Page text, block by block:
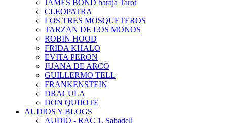
JAMES BOND baraja Tarot
CLEOPATRA
LOS TRES MOSQUETEROS
TARZAN DE LOS MONOS
ROBIN HOOD
FRIDA KHALO
EVITA PERON
JUANA DE ARCO
GUILLERMO TELL
FRANKENSTEIN
DRACULA
DON QUIJOTE
AUDIOS Y BLOGS
AUDIO - RAC 1. Sabadell